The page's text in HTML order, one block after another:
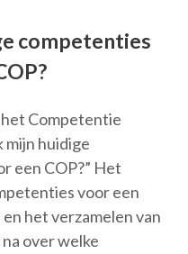
competenties
Competentie
mijn huidige
een COP?” Het
voor een
het verzamelen van
over welke